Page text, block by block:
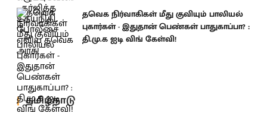
தவெக நிர்வாகிகள் மீது குவியும் பாலியல்
புகார்கள் - இதுதான் பெண்கள் பாதுகாப்பா? :
தி.மு.க ஐடி விங் கேள்வி!
தமிழ்நாடு